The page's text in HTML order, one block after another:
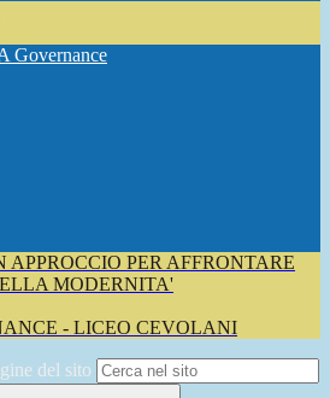
Governance
APPROCCIO PER AFFRONTARE
MODERNITA'
- LICEO CEVOLANI
del sito